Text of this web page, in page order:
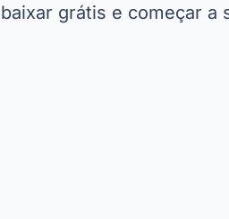
baixar grátis e começar a